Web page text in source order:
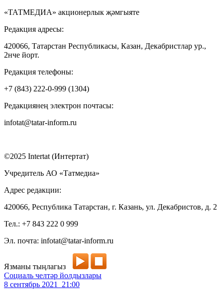
«ТАТМЕДИА» акционерлык җәмгыяте
Редакция адресы:
420066, Татарстан Республикасы, Казан, Декабристлар ур.,
2нче йорт.
Редакция телефоны:
+7 (843) 222-0-999 (1304)
Редакциянең электрон почтасы:
infotat@tatar-inform.ru
©2025 Intertat (Интертат)
Учредитель АО «Татмедиа»
Адрес редакции:
420066, Республика Татарстан, г. Казань, ул. Декабристов, д. 2
Тел.: +7 843 222 0 999
Эл. почта: infotat@tatar-inform.ru
Язманы тыңлагыз
Социаль челтәр йолдызлары
8 сентябрь 2021 21:00